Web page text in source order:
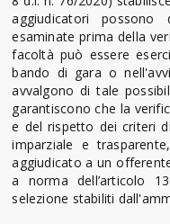
aggiudicatori
esaminate prima della
facoltà può essere
bando di gara o
avvalgono di tale
garantiscono che la
e del rispetto dei criteri
imparziale e
aggiudicato a un
a norma dell’articolo
selezione stabiliti